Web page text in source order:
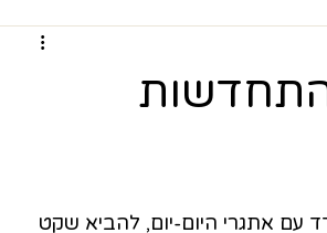
עם אתגרי היום-יום, להביא שקט